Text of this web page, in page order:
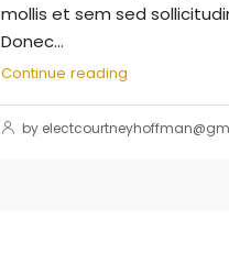
mollis et sem sed
Donec...
Continue reading
by